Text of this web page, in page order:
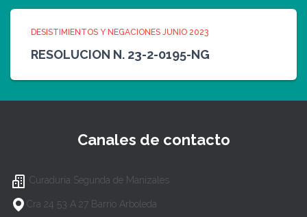
DESISTIMIENTOS Y NEGACIONES JUNIO 2023
RESOLUCION N. 23-2-0195-NG
Canales de contacto
Curaduría Segunda de Manizales
Cra 24 53 A 27 Barrio Arboleda